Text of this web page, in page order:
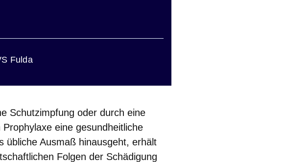
Fulda
Schutzimpfung oder durch eine
eine gesundheitliche
übliche Ausmaß hinausgeht, erhält
Folgen der Schädigung